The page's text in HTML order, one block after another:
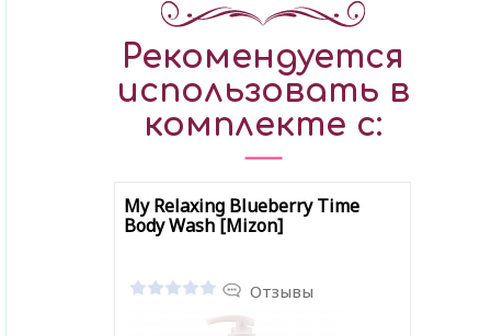
Рекомендуется
использовать в
комплекте с:
My Relaxing Blueberry Time
Body Wash [Mizon]
Отзывы